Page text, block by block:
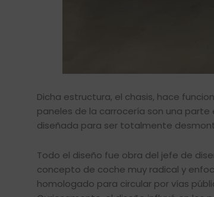
Dicha estructura, el chasis, hace
paneles de la carrocería son una
diseñada para ser totalmente
Todo el diseño fue obra del jefe de
concepto de coche muy radical y
homologado para circular por vías